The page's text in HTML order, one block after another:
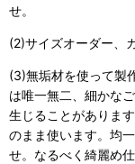
せ。
(2)サイズオーダー、
(3)無垢材を使って製
は唯一無二、細かな
生じることがありま
のまま使います。均
せ。なるべく綺麗め